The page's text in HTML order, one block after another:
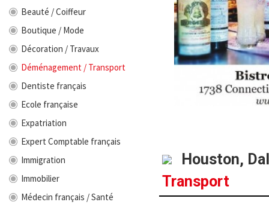
Beauté / Coiffeur
Boutique / Mode
Décoration / Travaux
Déménagement / Transport
Dentiste français
Ecole française
Expatriation
Expert Comptable français
Immigration
Immobilier
Médecin français / Santé
Houston,
Transport